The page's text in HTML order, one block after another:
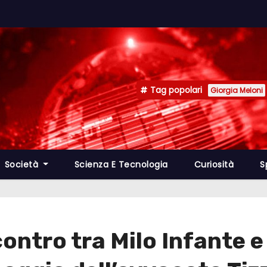
Tag popolari Giorgia Meloni
Società Scienza E Tecnologia Curiosità
tra Milo Infante